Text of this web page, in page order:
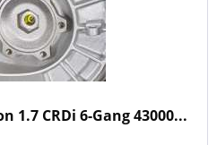
1.7 CRDi 6-Gang 43000...